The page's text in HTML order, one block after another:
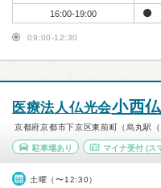
16:00-19:00
09:00-12:30
医療法人仏光会小西
京都府京都市下京区東前町（烏丸駅
駐車場あり マイナ受付(ス
土曜（〜12:30）